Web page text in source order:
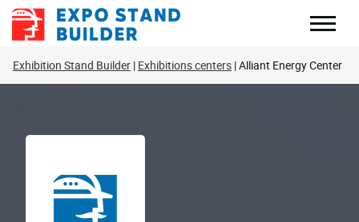
Перейти
Exhibition Stand Builder Exhibitions centers Alliant Energy Center